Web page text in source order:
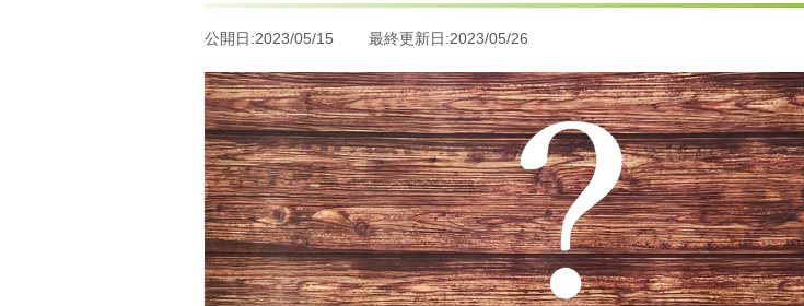
公開日:2023/05/15 最終更新日:2023/05/26